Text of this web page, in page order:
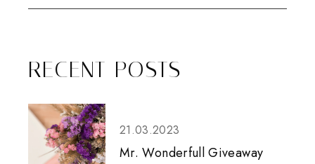
RECENT POSTS
21.03.2023
Mr. Wonderfull Giveaway